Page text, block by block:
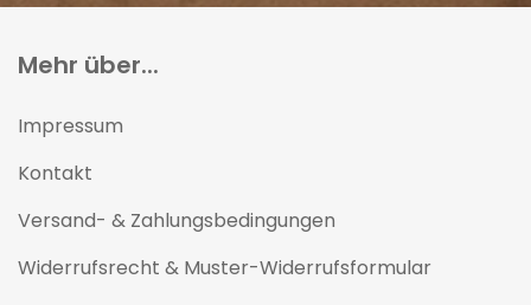
Mehr über...
Impressum
Kontakt
Versand- & Zahlungsbedingungen
Widerrufsrecht & Muster-Widerrufsformular